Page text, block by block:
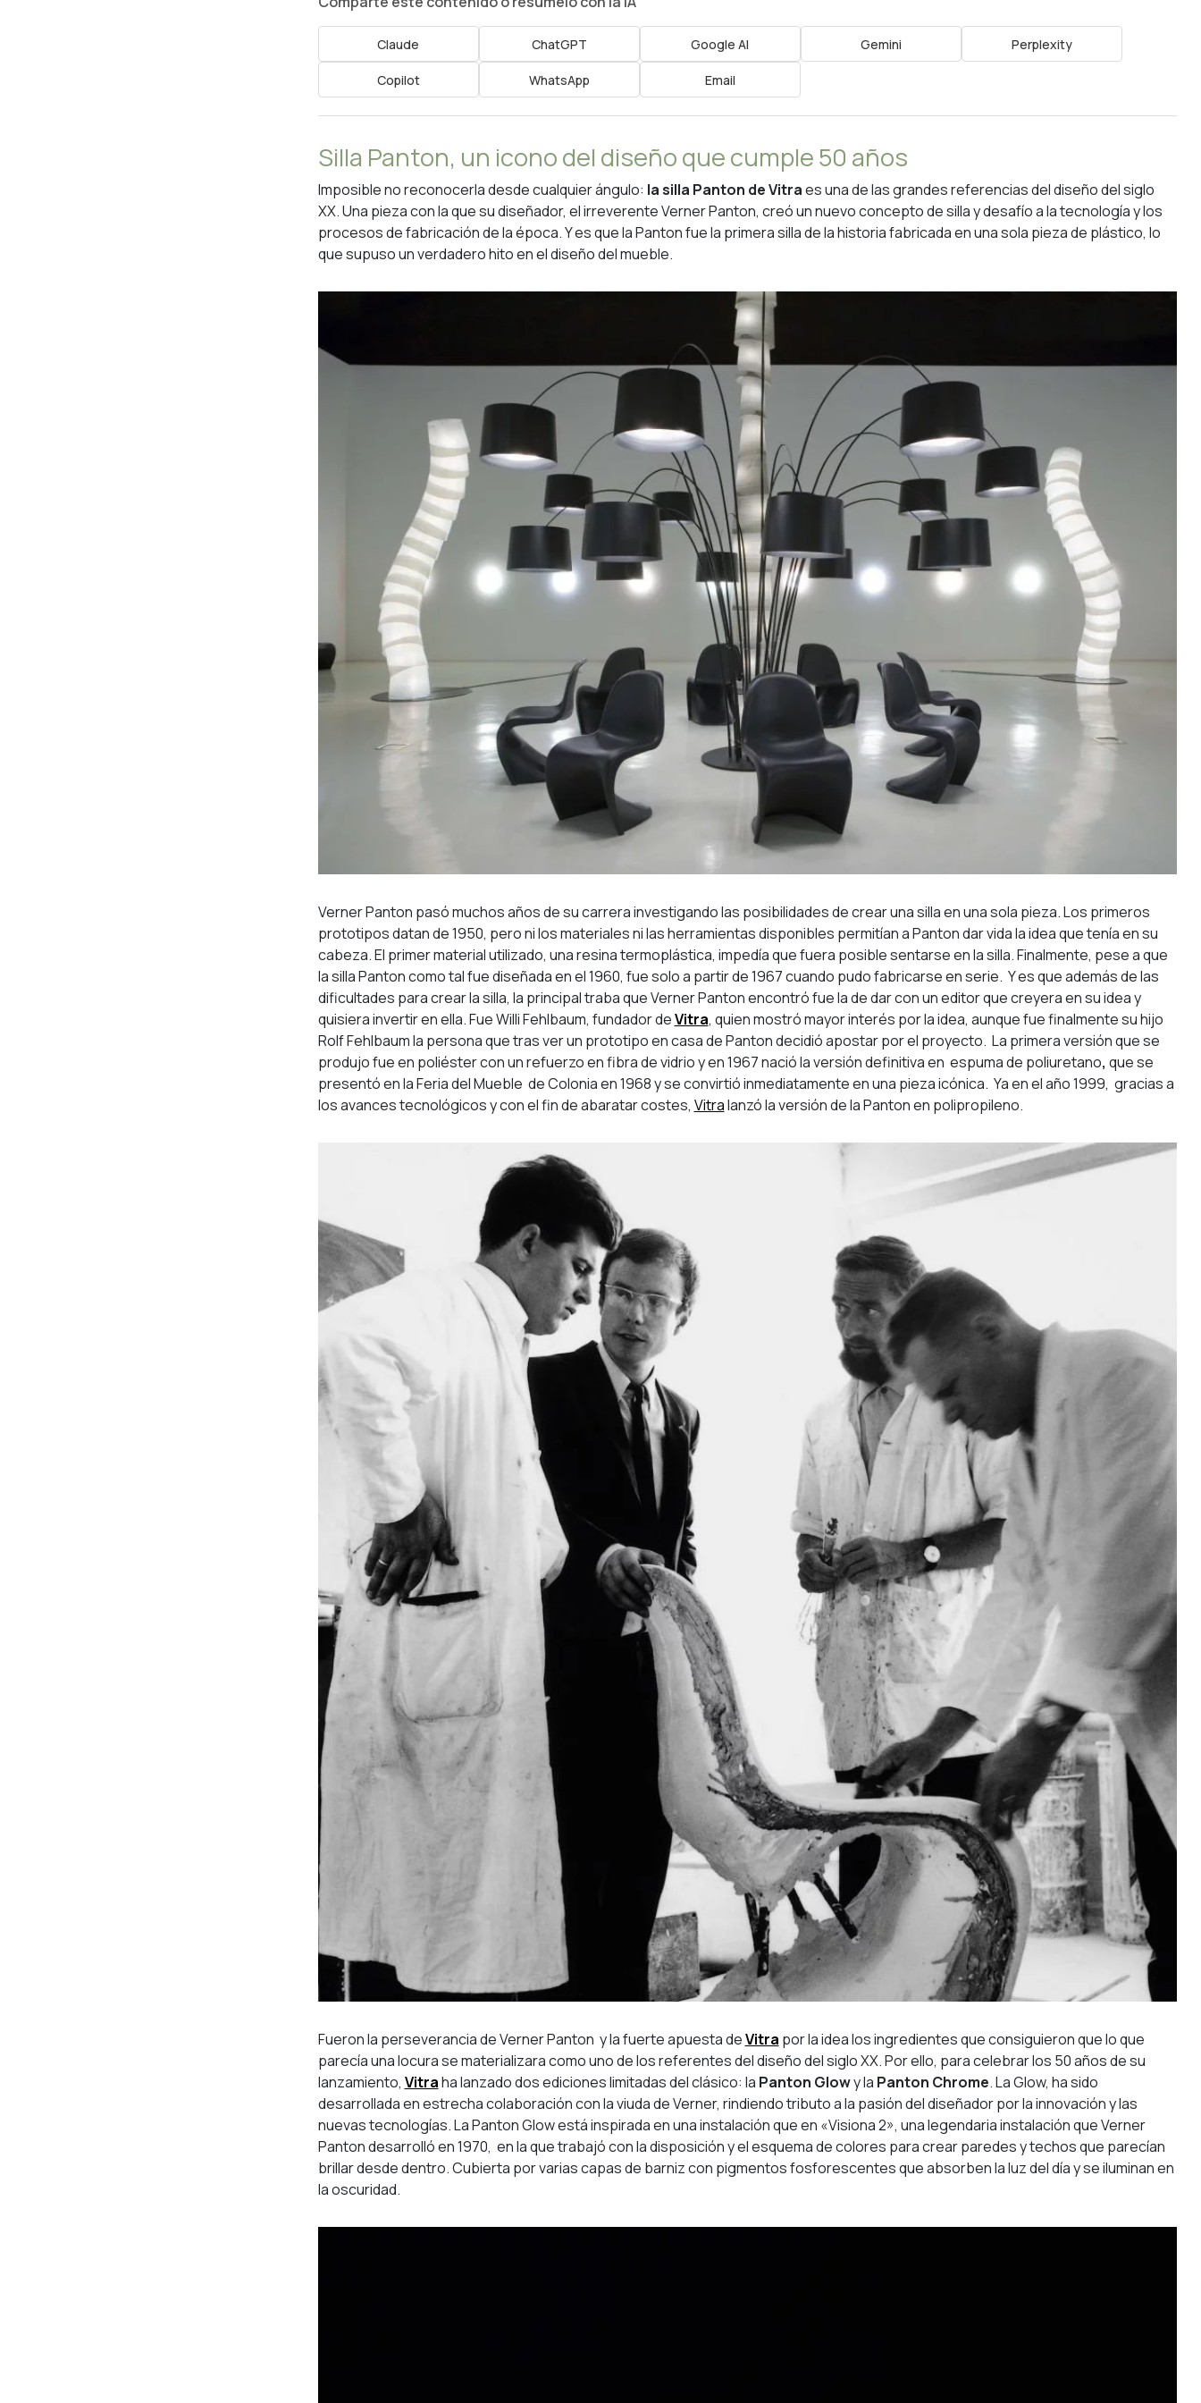
Nosotros
Proyectos
Productos
Servicios de equipamiento integral
Showroom
News
Contacta
ESPAÑOL ENGLISH
Claude ChatGPT Google AI Gemini Perplexity
Copilot WhatsApp Email
Silla Panton, un icono del diseño que cumple 50 años
Imposible no reconocerla desde cualquier ángulo: la silla Panton de Vitraes una de las grandes referencias del diseño del siglo
XX. Una pieza con la que su diseñador, el irreverente Verner Panton, creó un nuevo concepto de silla y desafío a la tecnología y los
procesos de fabricación de la época. Y es que la Panton fue la primera silla de la historia fabricada en una sola pieza de plástico, lo
que supuso un verdadero hito en el diseño del mueble.
Verner Panton pasó muchos años de su carrera investigando las posibilidades de crear una silla en una sola pieza. Los primeros
prototipos datan de 1950, pero ni los materiales ni las herramientas disponibles permitían a Panton dar vida la idea que tenía en su
cabeza. El primer material utilizado, una resina termoplástica, impedía que fuera posible sentarse en la silla. Finalmente, pese a que
la silla Panton como tal fue diseñada en el 1960, fue solo a partir de 1967 cuando pudo fabricarse en serie. Y es que además de las
dificultades para crear la silla, la principal traba que Verner Panton encontró fue la de dar con un editor que creyera en su idea y
quisiera invertir en ella. Fue Willi Fehlbaum, fundador deVitra, quien mostró mayor interés por la idea, aunque fue finalmente su hijo
Rolf Fehlbaum la persona que tras ver un prototipo en casa de Panton decidió apostar por el proyecto. La primera versión que se
produjo fue en poliéster con un refuerzo en fibra de vidrio y en 1967 nació la versión definitiva en espuma de poliuretano, que se
presentó en la Feria del Mueble de Colonia en 1968 y se convirtió inmediatamente en una pieza icónica. Ya en el año 1999, gracias a
los avances tecnológicos y con el fin de abaratar costes, Vitralanzó la versión de la Panton en polipropileno.
Fueron la perseverancia de Verner Panton y la fuerte apuesta deVitra por la idea los ingredientes que consiguieron que lo que
parecía una locura se materializara como uno de los referentes del diseño del siglo XX. Por ello, para celebrar los 50 años de su
lanzamiento, Vitraha lanzado dos ediciones limitadas del clásico: la Panton Glowy la Panton Chrome. La Glow, ha sido
desarrollada en estrecha colaboración con la viuda de Verner, rindiendo tributo a la pasión del diseñador por la innovación y las
nuevas tecnologías. La Panton Glow está inspirada en una instalación que en «Visiona 2», una legendaria instalación que Verner
Panton desarrolló en 1970, en la que trabajó con la disposición y el esquema de colores para crear paredes y techos que parecían
brillar desde dentro. Cubierta por varias capas de barniz con pigmentos fosforescentes que absorben la luz del día y se iluminan en
la oscuridad.